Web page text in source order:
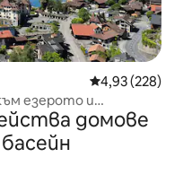
Средна
4,93 (228)
езерото и
домове